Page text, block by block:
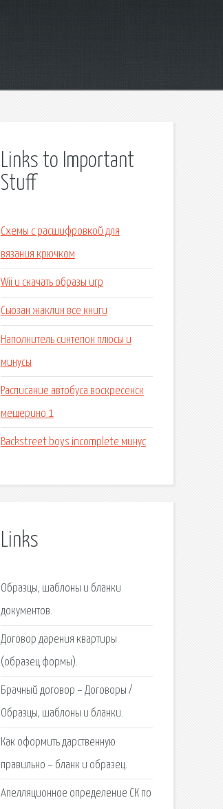
Links to Important
Stuff
Схемы с расшифровкой для
вязания крючком
Wii u скачать образы игр
Сьюзан жаклин все книги
Наполнитель синтепон плюсы и
минусы
Расписание автобуса воскресенск
мещерино 1
Backstreet boys incomplete минус
Links
Образцы, шаблоны и бланки
документов.
Договор дарения квартиры
(образец формы).
Брачный договор – Договоры /
Образцы, шаблоны и бланки.
Как оформить дарственную
правильно – бланк и образец.
Апелляционное определение СК по